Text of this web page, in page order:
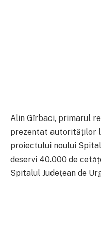
Alin Gîrbaci, primarul
prezentat autorităților
proiectului noului
deservi 40.000 de
Spitalul Județean de